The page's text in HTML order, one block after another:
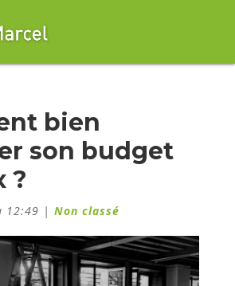
bien
son budget
?
12:49 | Non classé